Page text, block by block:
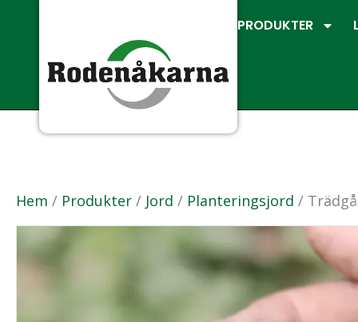
PRODUKTER
Hem / Produkter / Jord / Planteringsjord /